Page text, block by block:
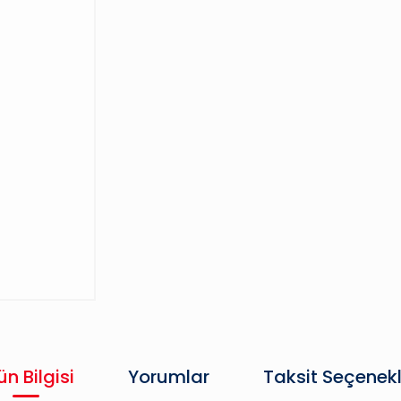
Bilgisi Yorumlar Taksit